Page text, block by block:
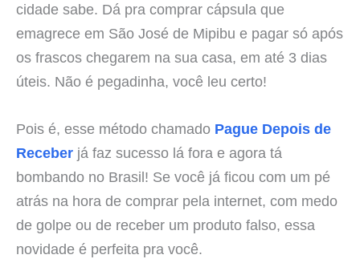
cidade sabe. Dá pra comprar cápsula que
emagrece em São José de Mipibu e pagar só após
os frascos chegarem na sua casa, em até 3 dias
úteis. Não é pegadinha, você leu certo!
Pois é, esse método chamado Pague Depois de
Receber já faz sucesso lá fora e agora tá
bombando no Brasil! Se você já ficou com um pé
atrás na hora de comprar pela internet, com medo
de golpe ou de receber um produto falso, essa
novidade é perfeita pra você.